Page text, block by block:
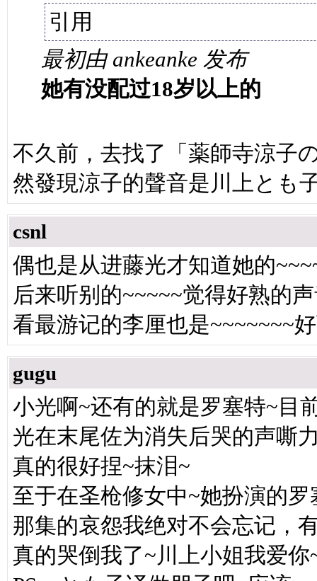
引用
最初由 ankeanke 发布
她有没配过18岁以上的
不久前，去找了「薬師寺涼子
然發現涼子的聲音是川上とも
csnl
偶也是从进藤光才知道她的
后来听别的~~~~~觉得好熟的
看最游记的李厘也是~~~~~~~
gugu
小光啊~还有的就是罗塞特~目
光在末尾佐为消失后哭的声嘶
真的很好捏~抹泪~
至于在圣枪修女中~她扮演的
那集的哀怨我绝对不会忘记，
真的哭倒我了~川上小姐我爱你